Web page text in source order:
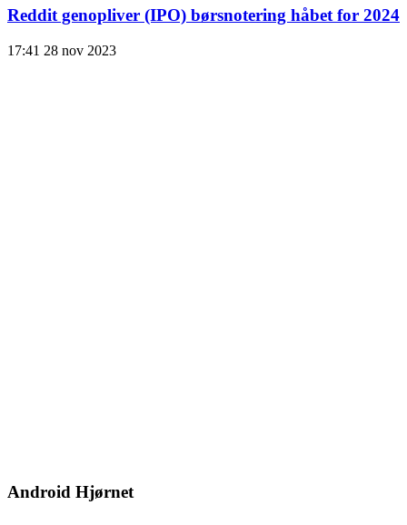
Reddit genopliver (IPO) børsnotering håbet for 2024
17:41 28 nov 2023
Android Hjørnet